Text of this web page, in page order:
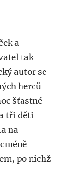
a
tak
autor se
herců
šťastné
tři děti
na
po nichž